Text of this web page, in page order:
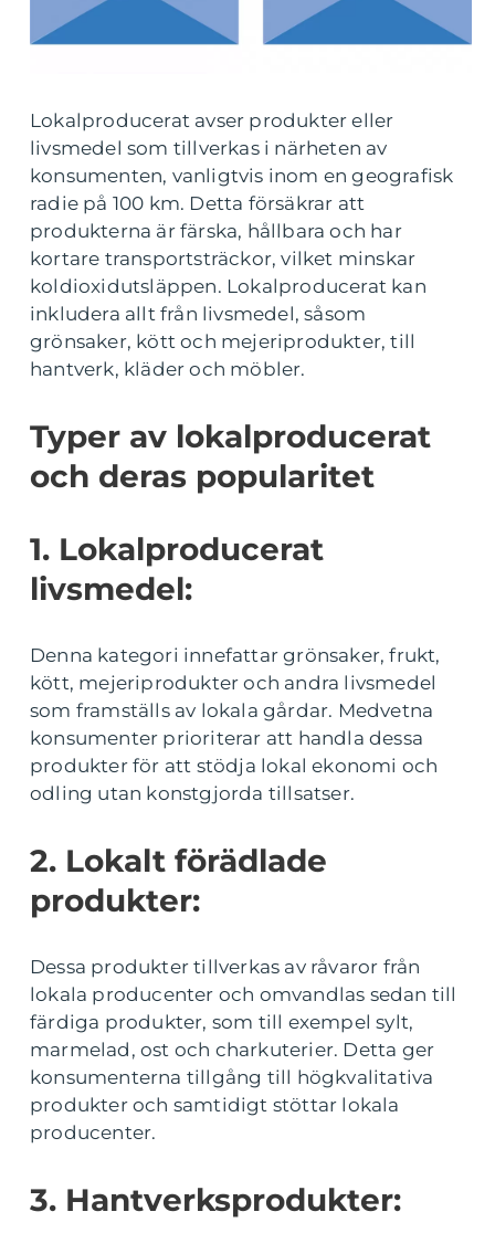
Lokalproducerat avser produkter eller
livsmedel som tillverkas i närheten av
konsumenten, vanligtvis inom en geografisk
radie på 100 km. Detta försäkrar att
produkterna är färska, hållbara och har
kortare transportsträckor, vilket minskar
koldioxidutsläppen. Lokalproducerat kan
inkludera allt från livsmedel, såsom
grönsaker, kött och mejeriprodukter, till
hantverk, kläder och möbler.
Typer av lokalproducerat
och deras popularitet
1. Lokalproducerat
livsmedel:
Denna kategori innefattar grönsaker, frukt,
kött, mejeriprodukter och andra livsmedel
som framställs av lokala gårdar. Medvetna
konsumenter prioriterar att handla dessa
produkter för att stödja lokal ekonomi och
odling utan konstgjorda tillsatser.
2. Lokalt förädlade
produkter:
Dessa produkter tillverkas av råvaror från
lokala producenter och omvandlas sedan till
färdiga produkter, som till exempel sylt,
marmelad, ost och charkuterier. Detta ger
konsumenterna tillgång till högkvalitativa
produkter och samtidigt stöttar lokala
producenter.
3. Hantverksprodukter: